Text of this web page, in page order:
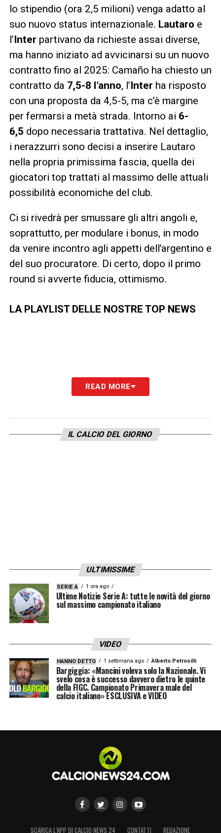
lo stipendio (ora 2,5 milioni) venga adatto al
suo nuovo status internazionale. Lautaro e
l’Inter partivano da richieste assai diverse,
ma hanno iniziato ad avvicinarsi su un nuovo
contratto fino al 2025: Camaño ha chiesto un
contratto da 7,5-8 l’anno, l’Inter ha risposto
con una proposta da 4,5-5, ma c’è margine
per fermarsi a metà strada. Intorno ai 6-
6,5 dopo necessaria trattativa. Nel dettaglio,
i nerazzurri sono decisi a inserire Lautaro
nella propria primissima fascia, quella dei
giocatori top trattati al massimo delle attuali
possibilità economiche del club.
Ci si rivedrà per smussare gli altri angoli e,
soprattutto, per modulare i bonus, in modo
da venire incontro agli appetti dell’argentino e
del suo procuratore. Di certo, dopo il primo
round si avverte fiducia, ottimismo.
LA PLAYLIST DELLE NOSTRE TOP NEWS
READ MORE
IL CALCIO DEL GIORNO
ULTIMISSIME
SERIE A 1 ora ago
Ultime Notizie Serie A: tutte le novità del giorno
sul massimo campionato italiano
VIDEO
HANNO DETTO 1 settimana ago Alberto Petrosilli
Bargiggia: «Mancini voleva solo la Nazionale. Vi
svelo cosa è successo davvero dietro le quinte
della FIGC. Campionato Primavera male del
calcio italiano» ESCLUSIVA e VIDEO
SCARICA L’APP DI CALCIO NEWS 24 CONTATTI REDAZIONE